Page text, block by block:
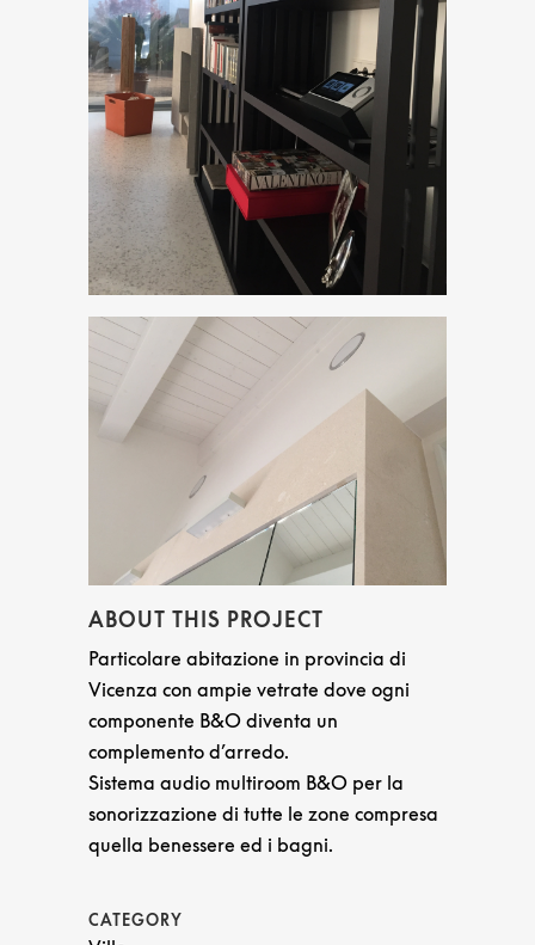
ABOUT THIS PROJECT
Particolare abitazione in provincia di
Vicenza con ampie vetrate dove ogni
componente B&O diventa un
complemento d’arredo.
Sistema audio multiroom B&O per la
sonorizzazione di tutte le zone compresa
quella benessere ed i bagni.
CATEGORY